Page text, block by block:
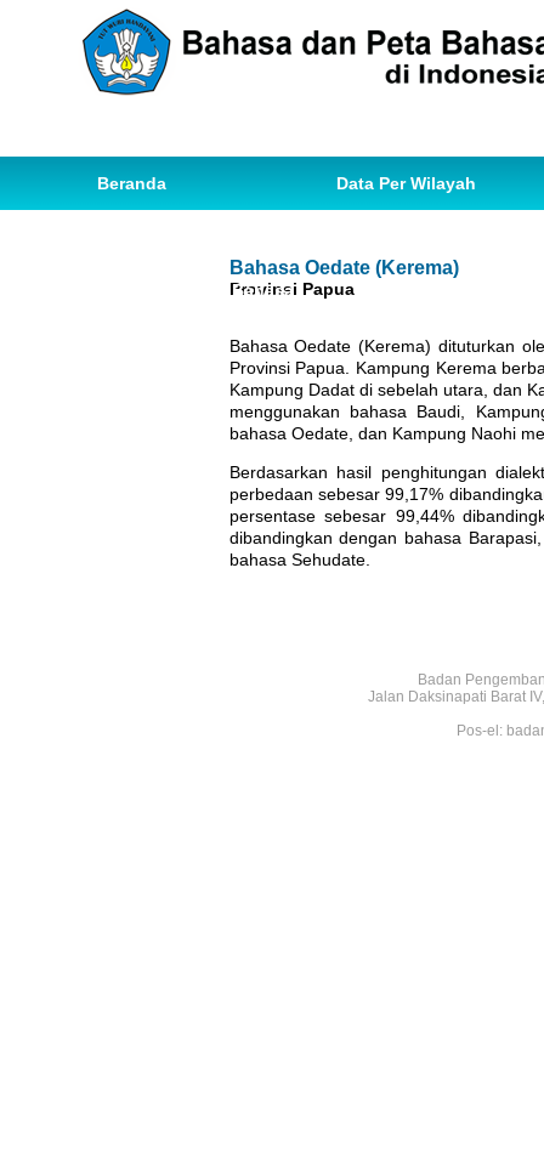
Beranda Data Per Wilayah
Ihwal Pemetaan Bahasa
Bahasa Oedate (Kerema)
Provinsi Papua
Bahasa Oedate (Kerema) dituturkan
Provinsi Papua. Kampung Kerema
Kampung Dadat di sebelah utara, dan
menggunakan bahasa Baudi,
bahasa Oedate, dan Kampung Naohi
Berdasarkan hasil penghitungan
perbedaan sebesar 99,17%
persentase sebesar 99,44%
dibandingkan dengan bahasa
bahasa Sehudate.
Badan
Jalan Daksinapati Barat
Pos-el: